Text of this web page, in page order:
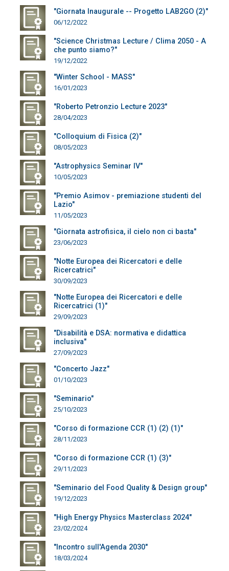
"Giornata Inaugurale -- Progetto LAB2GO (2)"
06/12/2022
"Science Christmas Lecture / Clima 2050 - A
che punto siamo?"
19/12/2022
"Winter School - MASS"
16/01/2023
"Roberto Petronzio Lecture 2023"
28/04/2023
"Colloquium di Fisica (2)"
08/05/2023
"Astrophysics Seminar IV"
10/05/2023
"Premio Asimov - premiazione studenti del
Lazio"
11/05/2023
"Giornata astrofisica, il cielo non ci basta"
23/06/2023
"Notte Europea dei Ricercatori e delle
Ricercatrici"
30/09/2023
"Notte Europea dei Ricercatori e delle
Ricercatrici (1)"
29/09/2023
"Disabilità e DSA: normativa e didattica
inclusiva"
27/09/2023
"Concerto Jazz"
01/10/2023
"Seminario"
25/10/2023
"Corso di formazione CCR (1) (2) (1)"
28/11/2023
"Corso di formazione CCR (1) (3)"
29/11/2023
"Seminario del Food Quality & Design group"
19/12/2023
"High Energy Physics Masterclass 2024"
23/02/2024
"Incontro sull'Agenda 2030"
18/03/2024